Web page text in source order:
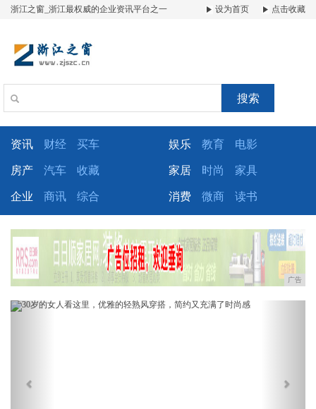
浙江之窗_浙江最权威的企业资讯平台之一 设为首页 点击收藏
搜索
资讯 财经 买车 娱乐 教育 电影
房产 汽车 收藏 家居 时尚 家具
企业 商讯 综合 消费 微商 读书
广告
Previous